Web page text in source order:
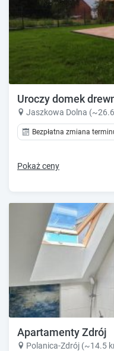
Uroczy domek
Jaszkowa Dolna
Bezpłatna zmiana
Pokaż ceny
Apartamenty Zdrój
Polanica-Zdrój (~14.5